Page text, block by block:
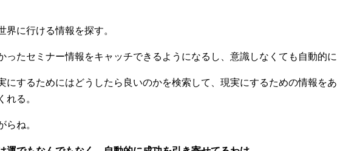
界に行ける情報を探す。
ったセミナー情報をキャッチできるようになるし、意識しなくても自動的に
にするためにはどうしたら良いのかを検索して、現実にするための情報をあ
れる。
らね。